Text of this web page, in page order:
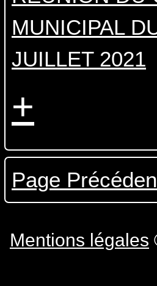
MUNICIPAL
JUILLET 2021
+
Page
Mentions légales